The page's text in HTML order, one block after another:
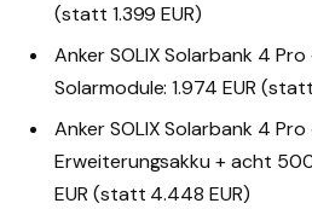
(statt 1.399 EUR)
Anker SOLIX Solarbank 4
Solarmodule: 1.974 EUR
Anker SOLIX Solarbank 4
Erweiterungsakku + acht
EUR (statt 4.448 EUR)